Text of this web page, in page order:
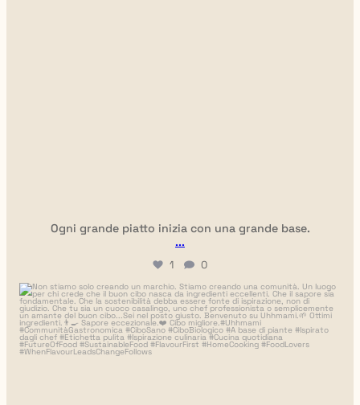
Ogni grande piatto inizia con una grande base.
...
1 0
uhhmami.cibo
6 lug